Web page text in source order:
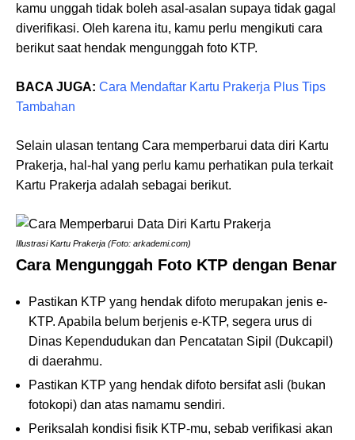
kamu unggah tidak boleh asal-asalan supaya tidak gagal
diverifikasi. Oleh karena itu, kamu perlu mengikuti cara
berikut saat hendak mengunggah foto KTP.
BACA JUGA: Cara Mendaftar Kartu Prakerja Plus Tips
Tambahan
Selain ulasan tentang Cara memperbarui data diri Kartu
Prakerja, hal-hal yang perlu kamu perhatikan pula terkait
Kartu Prakerja adalah sebagai berikut.
Illustrasi Kartu Prakerja (Foto: arkademi.com)
Cara Mengunggah Foto KTP dengan Benar
Pastikan KTP yang hendak difoto merupakan jenis e-
KTP. Apabila belum berjenis e-KTP, segera urus di
Dinas Kependudukan dan Pencatatan Sipil (Dukcapil)
di daerahmu.
Pastikan KTP yang hendak difoto bersifat asli (bukan
fotokopi) dan atas namamu sendiri.
Periksalah kondisi fisik KTP-mu, sebab verifikasi akan